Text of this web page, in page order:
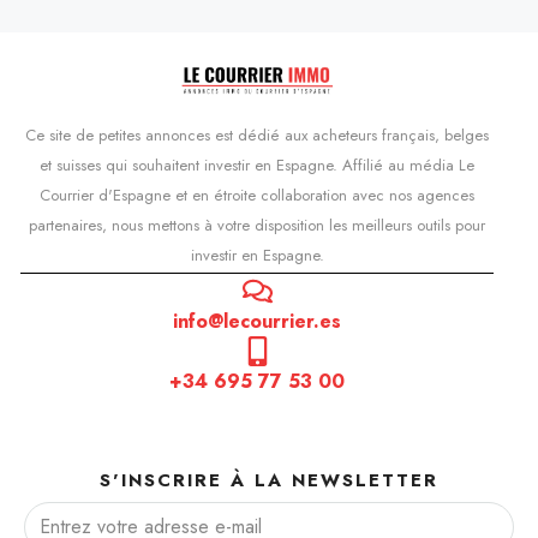
Ce site de petites annonces est dédié aux acheteurs français, belges
et suisses qui souhaitent investir en Espagne. Affilié au média Le
Courrier d'Espagne et en étroite collaboration avec nos agences
partenaires, nous mettons à votre disposition les meilleurs outils pour
investir en Espagne.
info@lecourrier.es
+34 695 77 53 00
S'INSCRIRE À LA NEWSLETTER